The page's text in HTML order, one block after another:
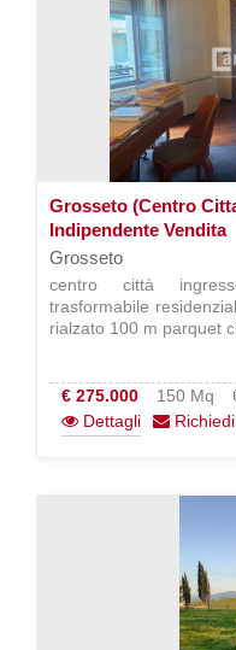
Grosseto (Centro
Indipendente Vendita
Grosseto
centro città
trasformabile
rialzato 100 m parquet
€ 275.000 150 Mq
Dettagli